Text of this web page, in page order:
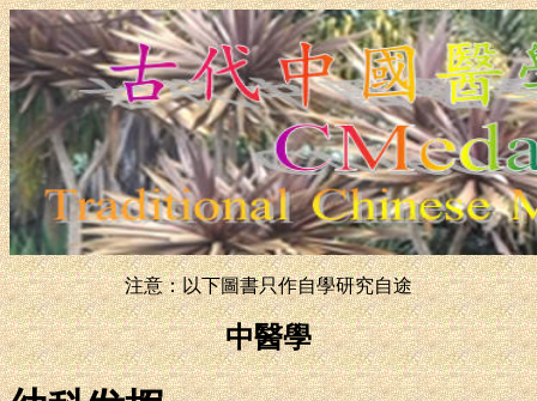
注意：以下圖書只作自學研究自途
中醫學